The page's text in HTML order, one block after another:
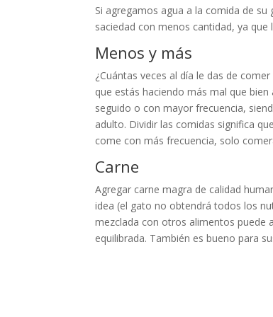
Si agregamos agua a la comida de
saciedad con menos cantidad, ya
Menos y más
¿Cuántas veces al día le das de
que estás haciendo más mal que
seguido o con mayor frecuencia,
adulto. Dividir las comidas significa
come con más frecuencia, solo
Carne
Agregar carne magra de calidad
idea (el gato no obtendrá todos los
mezclada con otros alimentos puede
equilibrada. También es bueno para